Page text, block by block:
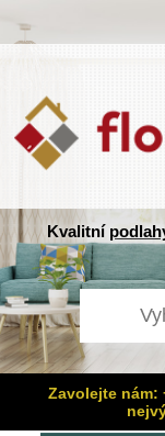
Kvalitní
Zavolejte nám: